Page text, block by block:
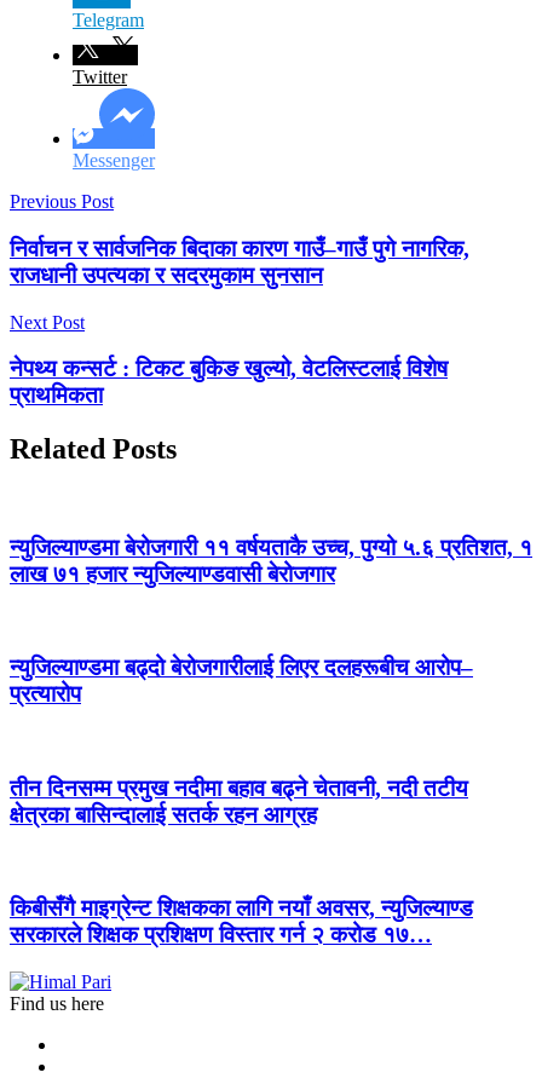
Telegram
Twitter
Messenger
Previous Post
निर्वाचन र सार्वजनिक बिदाका कारण गाउँ–गाउँ पुगे नागरिक,
राजधानी उपत्यका र सदरमुकाम सुनसान
Next Post
नेपथ्य कन्सर्ट : टिकट बुकिङ खुल्यो, वेटलिस्टलाई विशेष
प्राथमिकता
Related Posts
न्युजिल्याण्डमा बेरोजगारी ११ वर्षयताकै उच्च, पुग्यो ५.६ प्रतिशत, १
लाख ७१ हजार न्युजिल्याण्डवासी बेरोजगार
न्युजिल्याण्डमा बढ्दो बेरोजगारीलाई लिएर दलहरूबीच आरोप–
प्रत्यारोप
तीन दिनसम्म प्रमुख नदीमा बहाव बढ्ने चेतावनी, नदी तटीय
क्षेत्रका बासिन्दालाई सतर्क रहन आग्रह
किबीसँगै माइग्रेन्ट शिक्षकका लागि नयाँ अवसर, न्युजिल्याण्ड
सरकारले शिक्षक प्रशिक्षण विस्तार गर्न २ करोड १७…
Find us here